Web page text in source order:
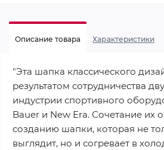
Описание товара Характеристики
"Эта шапка классического
результатом сотрудничества
индустрии спортивного
Bauer и New Era. Сочетание их
созданию шапки, которая не
выглядит, но и согревает в